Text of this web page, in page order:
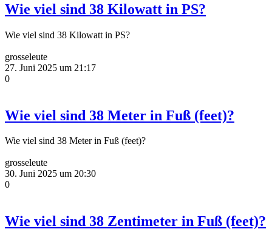
Wie viel sind 38 Kilowatt in PS?
Wie viel sind 38 Kilowatt in PS?
grosseleute
27. Juni 2025 um 21:17
0
Wie viel sind 38 Meter in Fuß (feet)?
Wie viel sind 38 Meter in Fuß (feet)?
grosseleute
30. Juni 2025 um 20:30
0
Wie viel sind 38 Zentimeter in Fuß (feet)?